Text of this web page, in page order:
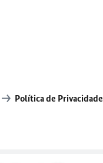
Política de Privacidade